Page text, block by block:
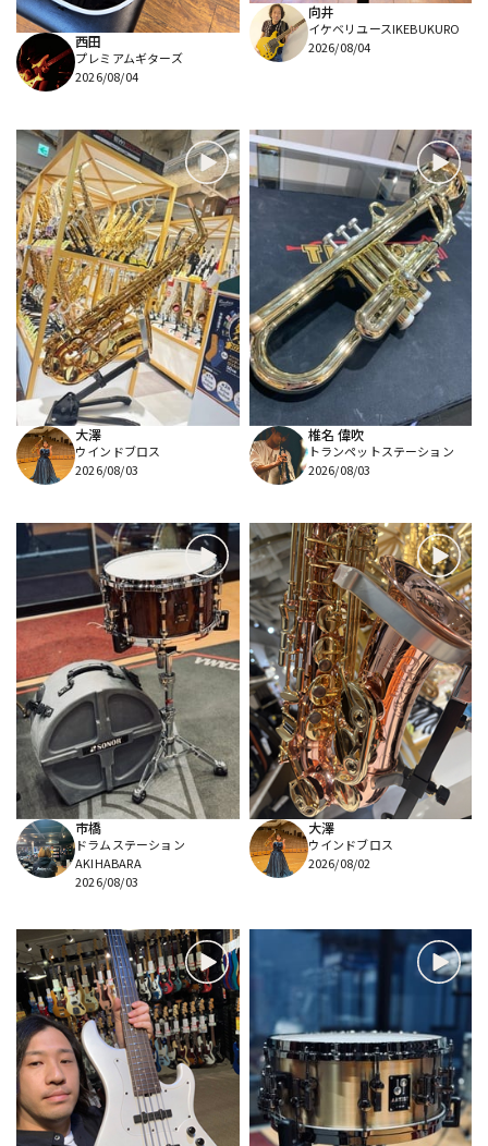
西田
プレミアムギターズ
2026/08/04
向井
イケベリユースIKEBUKURO
2026/08/04
大澤
ウインドブロス
2026/08/03
椎名 偉吹
トランペットステーション
2026/08/03
市橋
ドラムステーション
AKIHABARA
2026/08/03
大澤
ウインドブロス
2026/08/02